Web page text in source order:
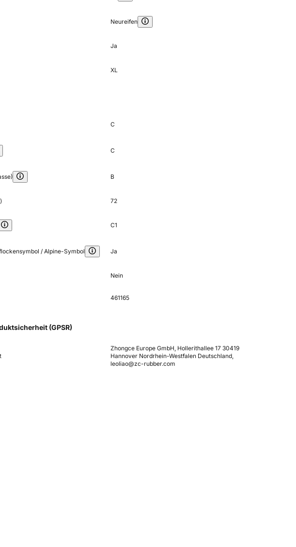
Neureifen
Ja
XL
C
C
B
72
C1
/ Alpine-Symbol Ja
Nein
461165
(GPSR)
Zhongce Europe GmbH, Hollerithallee 17 30419
Hannover Nordrhein-Westfalen Deutschland,
leoliao@zc-rubber.com